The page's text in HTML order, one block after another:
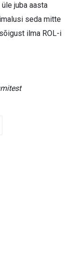
juba aasta
seda mitte
ilma ROL-i